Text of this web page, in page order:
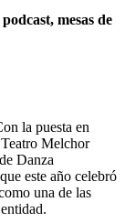
mesas de
la puesta en
Teatro Melchor
Danza
este año celebró
una de las